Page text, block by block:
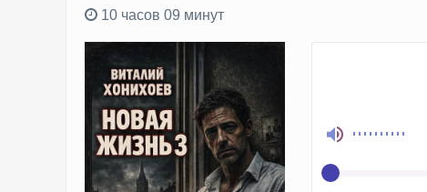
10 часов 09 минут